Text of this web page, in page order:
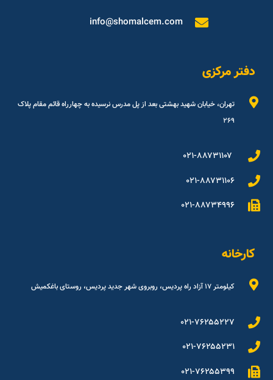
info@shomalcem.com
دفتر مرکزی
تهران، خیابان شهید بهشتی بعد از پل مدرس نرسیده به چهارراه قائم مقام پلاک
۲۶۹
۰۲۱-۸۸۷۳۱۱۰۶
۰۲۱-۸۸۷۳۴۹۹۶
کارخانه
کیلومتر ۱۷ آزاد راه پردیس، روبروی شهر جدید پردیس، روستای باغکمیش
۰۲۱-۷۶۲۵۵۲۲۷
۰۲۱-۷۶۲۵۵۲۳۱
۰۲۱-۷۶۲۵۵۳۹۹